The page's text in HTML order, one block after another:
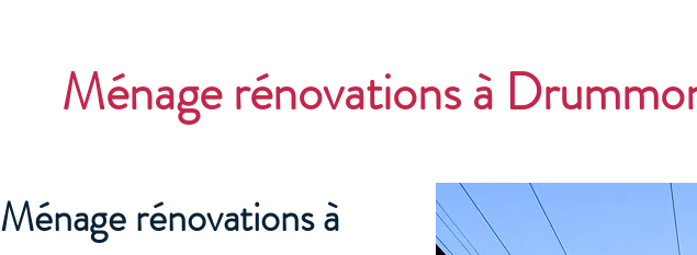
Ménage rénovations à
Ménage rénovations à